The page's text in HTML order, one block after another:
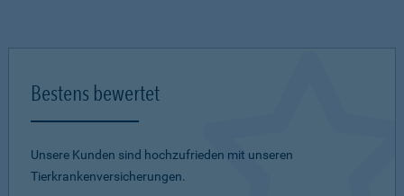
Bestens bewertet
Unsere Kunden sind hochzufrieden mit unseren
Tierkrankenversicherungen.